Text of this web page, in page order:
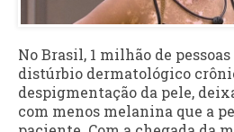
No Brasil, 1 milhão de
distúrbio dermatológico
despigmentação da pele,
com menos melanina que a